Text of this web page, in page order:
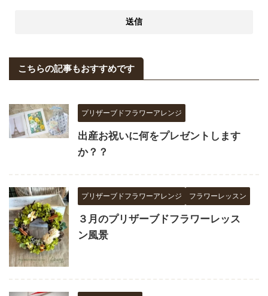
こちらの記事もおすすめです
プリザーブドフラワーアレンジ
出産お祝いに何をプレゼントします
か？？
プリザーブドフラワーアレンジ フラワーレッスン
３月のプリザーブドフラワーレッス
ン風景